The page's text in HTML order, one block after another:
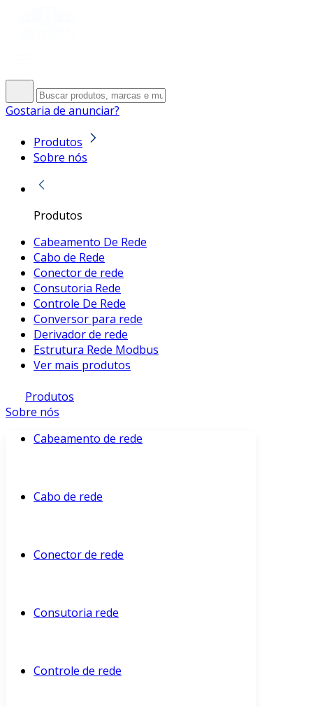
Gostaria de anunciar?
Produtos
Sobre nós
Produtos
Cabeamento De Rede
Cabo de Rede
Conector de rede
Consutoria Rede
Controle De Rede
Conversor para rede
Derivador de rede
Estrutura Rede Modbus
Ver mais produtos
Produtos
Sobre nós
Cabeamento de rede
Cabo de rede
Conector de rede
Consutoria rede
Controle de rede